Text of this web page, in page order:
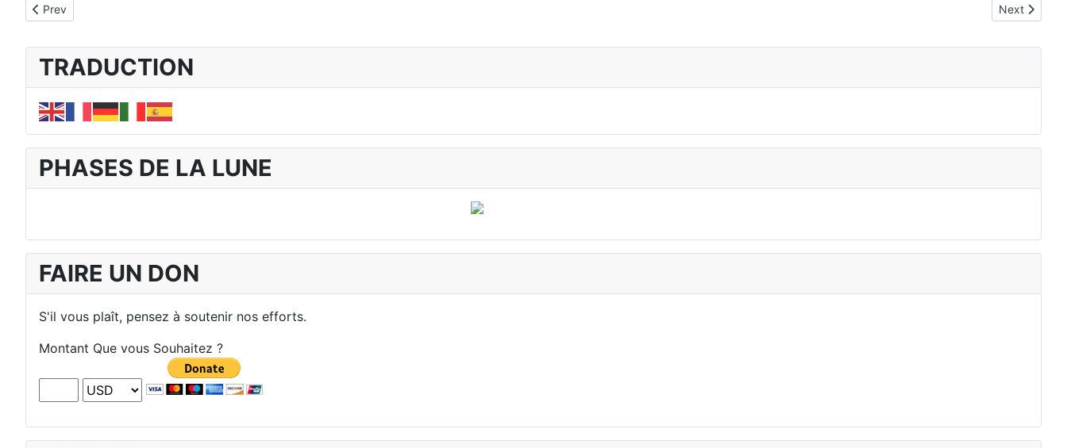
Previous article: 1. La Loi de Vibration
Prev Next article:
Next
TRADUCTION
PHASES DE LA LUNE
FAIRE UN DON
S'il vous plaît, pensez à soutenir nos efforts.
Montant Que vous Souhaitez ?